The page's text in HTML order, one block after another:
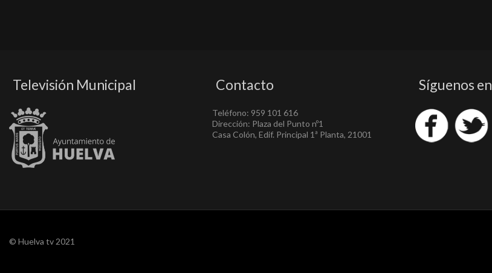
Televisión Municipal Contacto
Teléfono: 959 101 616
Dirección: Plaza del Punto nº1
Casa Colón, Edif. Principal 1ª Planta, 21001
Síguenos en
© Huelva tv 2021